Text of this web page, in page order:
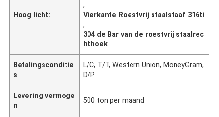
Hoog licht:
,
Vierkante Roestvrij staalstaaf 316ti
,
304 de Bar van de roestvrij staalrec
hthoek
Betalingsconditie
s
L/C, T/T, Western Union, MoneyGram,
D/P
Levering vermoge
n
500 ton per maand